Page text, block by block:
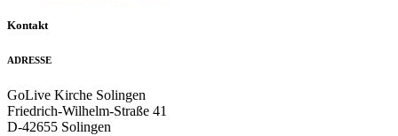
Kontakt
ADRESSE
GoLive Kirche Solingen
Friedrich-Wilhelm-Straße 41
D-42655 Solingen